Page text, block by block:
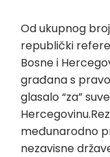
Od ukupnog
republički
Bosne i
građana s
glasalo “za”
međunarodno
nezavisne